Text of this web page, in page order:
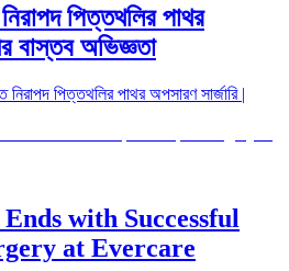
পিত্তথলির পাথর
বাস্তব অভিজ্ঞতা
নিরাপদ পিত্তথলির পাথর অপসারণ সার্জারি |
with Successful
at Evercare